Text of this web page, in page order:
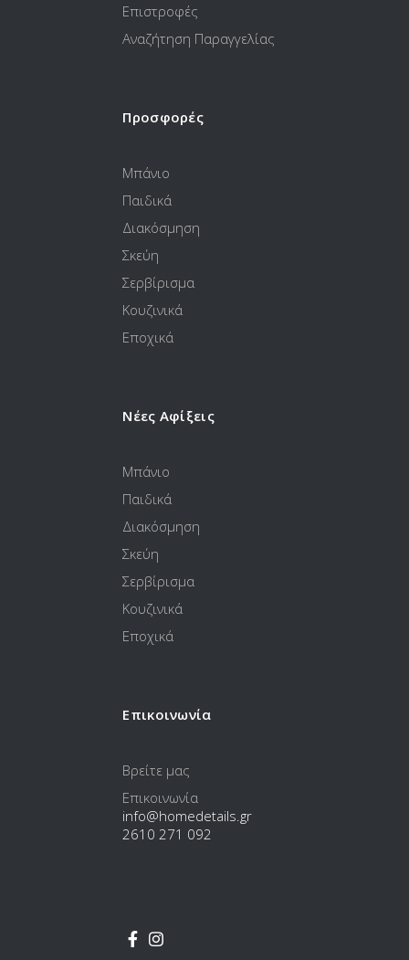
Επιστροφές
Αναζήτηση Παραγγελίας
Προσφορές
Μπάνιο
Παιδικά
Διακόσμηση
Σκεύη
Σερβίρισμα
Κουζινικά
Εποχικά
Νέες Αφίξεις
Μπάνιο
Παιδικά
Διακόσμηση
Σκεύη
Σερβίρισμα
Κουζινικά
Εποχικά
Επικοινωνία
Βρείτε μας
Επικοινωνία
info@homedetails.gr
2610 271 092